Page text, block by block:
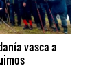
vasca a